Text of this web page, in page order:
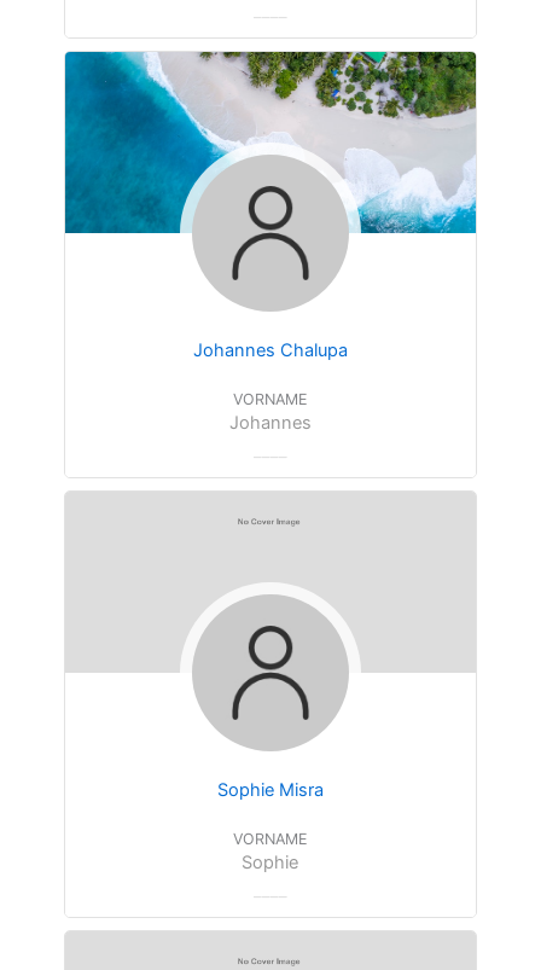
Johannes Chalupa
VORNAME
Johannes
Sophie Misra
VORNAME
Sophie